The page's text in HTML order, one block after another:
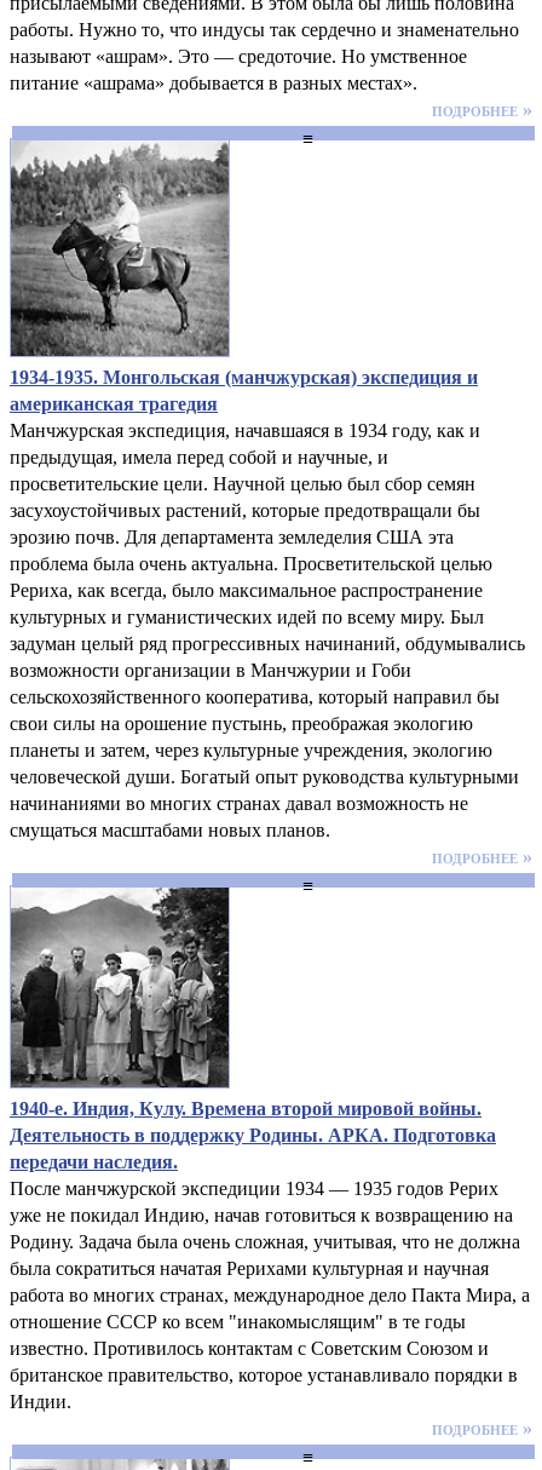
работы. Нужно то, что индусы так сердечно и знаменательно
называют «ашрам». Это — средоточие. Но умственное
питание «ашрама» добывается в разных местах».
подробнее »
≡
1934-1935. Монгольская (манчжурская) экспедиция и
американская трагедия
Манчжурская экспедиция, начавшаяся в 1934 году, как и
предыдущая, имела перед собой и научные, и
просветительские цели. Научной целью был сбор семян
засухоустойчивых растений, которые предотвращали бы
эрозию почв. Для департамента земледелия США эта
проблема была очень актуальна. Просветительской целью
Рериха, как всегда, было максимальное распространение
культурных и гуманистических идей по всему миру. Был
задуман целый ряд прогрессивных начинаний, обдумывались
возможности организации в Манчжурии и Гоби
сельскохозяйственного кооператива, который направил бы
свои силы на орошение пустынь, преображая экологию
планеты и затем, через культурные учреждения, экологию
человеческой души. Богатый опыт руководства культурными
начинаниями во многих странах давал возможность не
смущаться масштабами новых планов.
подробнее »
≡
1940-е. Индия, Кулу. Времена второй мировой войны.
Деятельность в поддержку Родины. АРКА. Подготовка
передачи наследия.
После манчжурской экспедиции 1934 — 1935 годов Рерих
уже не покидал Индию, начав готовиться к возвращению на
Родину. Задача была очень сложная, учитывая, что не должна
была сократиться начатая Рерихами культурная и научная
работа во многих странах, международное дело Пакта Мира, а
отношение СССР ко всем "инакомыслящим" в те годы
известно. Противилось контактам с Советским Союзом и
британское правительство, которое устанавливало порядки в
Индии.
подробнее »
≡